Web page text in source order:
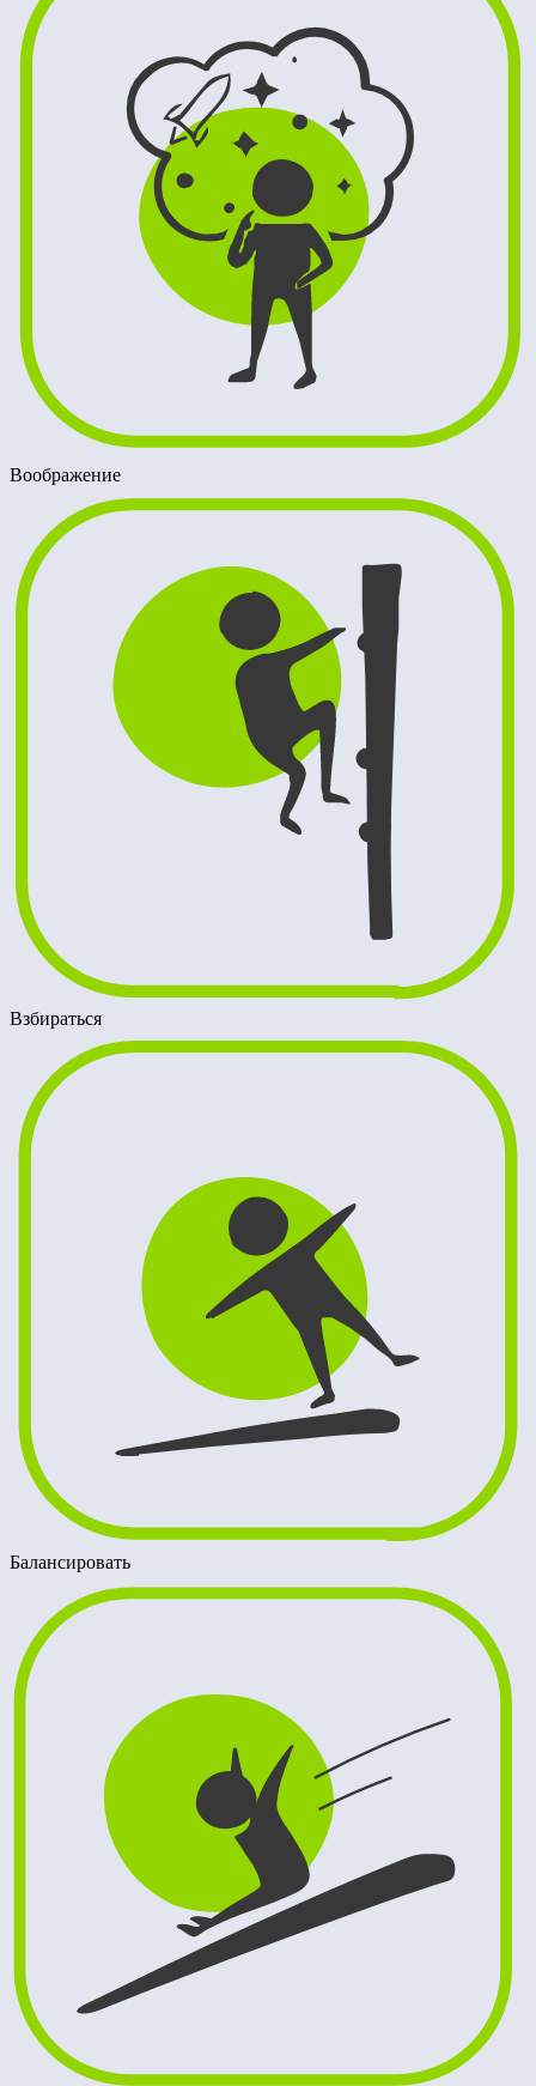
Воображение
Взбираться
Балансировать